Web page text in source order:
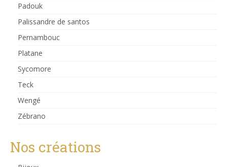
Padouk
Palissandre de santos
Pernambouc
Platane
Sycomore
Teck
Wengé
Zébrano
Nos créations